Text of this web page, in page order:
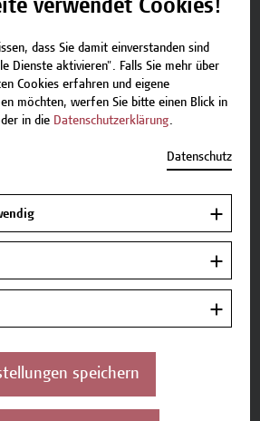
auszutauschen.
in Österreich lebende
Zugang zu ihren Rechten
Verbesserungen im EU
Aslpakt vorgesehen sind.
in Ihre tägliche Arbeit
zur
in Österreich zu
Vergleich zu
folgende Lehr- und
verwendet Cookies!
dass Sie damit einverstanden sind
Dienste aktivieren". Falls Sie mehr über
Cookies erfahren und eigene
möchten, werfen Sie bitte einen Blick in
in die Datenschutzerklärung.
Datenschutz
speichern